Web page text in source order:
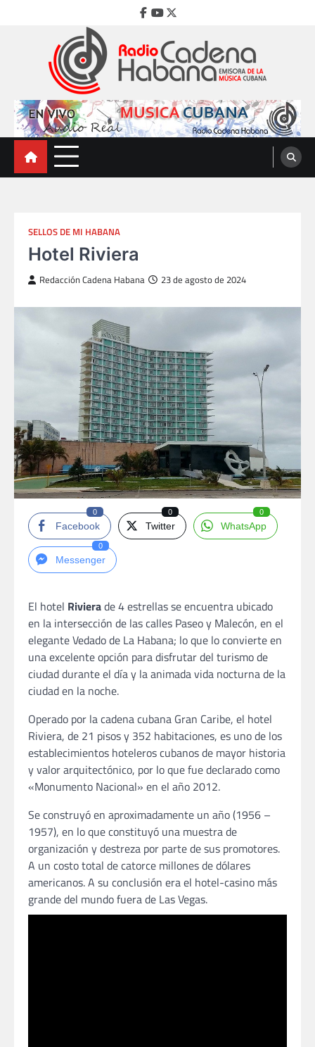
Facebook
Youtube
Twitter
Radio Cadena Habana
Emisora de la Música Cubana
SELLOS DE MI HABANA
Hotel Riviera
Redacción Cadena Habana 23 de agosto de 2024
Facebook
0
Twitter
0
WhatsApp
0
Messenger
0
El hotel Rivierade 4 estrellas se encuentra ubicado
en la intersección de las calles Paseo y Malecón, en el
elegante Vedado de La Habana; lo que lo convierte en
una excelente opción para disfrutar del turismo de
ciudad durante el día y la animada vida nocturna de la
ciudad en la noche.
Operado por la cadena cubana Gran Caribe, el hotel
Riviera, de 21 pisos y 352 habitaciones, es uno de los
establecimientos hoteleros cubanos de mayor historia
y valor arquitectónico, por lo que fue declarado como
«Monumento Nacional» en el año 2012.
Se construyó en aproximadamente un año (1956 –
1957), en lo que constituyó una muestra de
organización y destreza por parte de sus promotores.
A un costo total de catorce millones de dólares
americanos. A su conclusión era el hotel-casino más
grande del mundo fuera de Las Vegas.